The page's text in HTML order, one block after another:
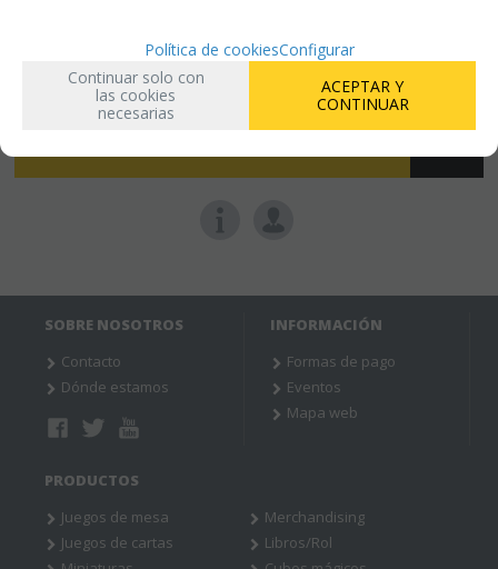
+ 30€
21.00%
AÑADIR A CESTA
SOBRE NOSOTROS
Contacto
Dónde estamos
INFORMACIÓN
Formas de pago
Eventos
Mapa web
PRODUCTOS
Juegos de mesa
Juegos de cartas
Merchandising
Libros/Rol
Política de cookiesConfigurar
Continuar solo con
las cookies
necesarias
ACEPTAR Y
CONTINUAR